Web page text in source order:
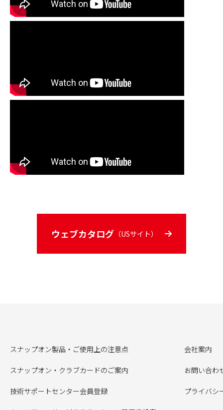
ウェブカタログ （USサイト）
スナップオン製品・ご使用上の注意点
スナップオン・クラブカードのご案内
技術サポートセンター会員登録
会社案内
お問い合わ
プライバシ